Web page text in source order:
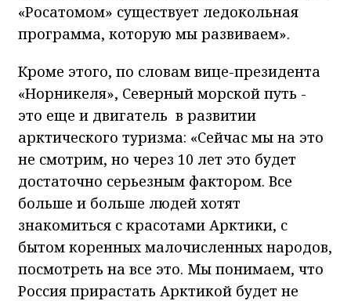
«Росатомом» существует ледокольная
программа, которую мы развиваем».
Кроме этого, по словам вице-президента
«Норникеля», Северный морской путь -
это еще и двигатель в развитии
арктического туризма: «Сейчас мы на это
не смотрим, но через 10 лет это будет
достаточно серьезным фактором. Все
больше и больше людей хотят
знакомиться с красотами Арктики, с
бытом коренных малочисленных народов,
посмотреть на все это. Мы понимаем, что
Россия прирастать Арктикой будет не